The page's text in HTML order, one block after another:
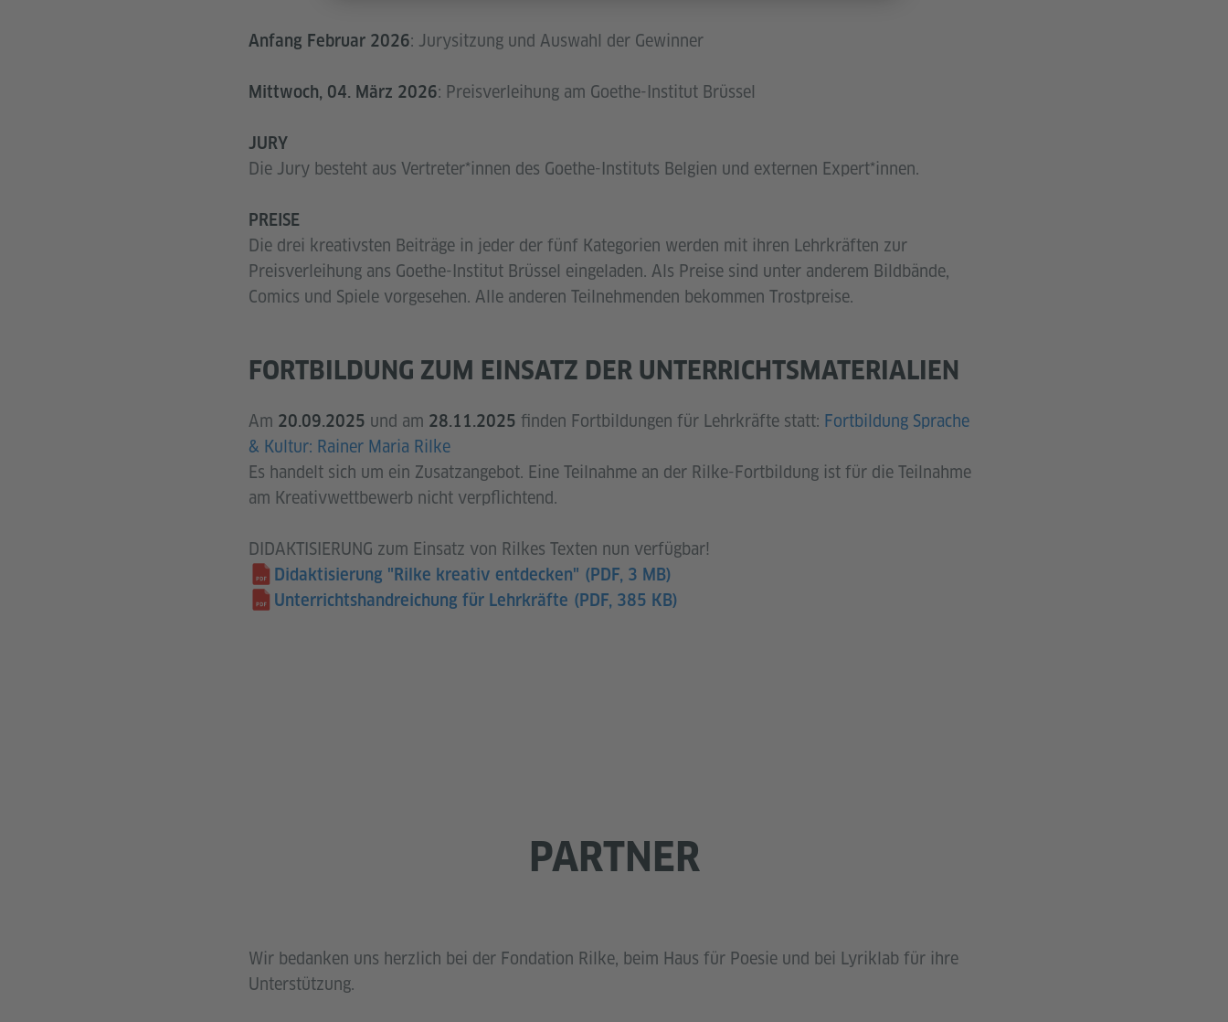
Anfang Februar 2026: Jurysitzung und Auswahl der Gewinner
Mittwoch, 04. März 2026: Preisverleihung am Goethe-Institut Brüssel
JURY
Die Jury besteht aus Vertreter*innen des Goethe-Instituts Belgien und externen Expert*innen.
PREISE
Die drei kreativsten Beiträge in jeder der fünf Kategorien werden mit ihren Lehrkräften zur
Preisverleihung ans Goethe-Institut Brüssel eingeladen. Als Preise sind unter anderem Bildbände,
Comics und Spiele vorgesehen. Alle anderen Teilnehmenden bekommen Trostpreise.
FORTBILDUNG ZUM EINSATZ DER UNTERRICHTSMATERIALIEN
Am 20.09.2025 und am 28.11.2025 finden Fortbildungen für Lehrkräfte statt: Fortbildung Sprache
& Kultur: Rainer Maria Rilke
Es handelt sich um ein Zusatzangebot. Eine Teilnahme an der Rilke-Fortbildung ist für die Teilnahme
am Kreativwettbewerb nicht verpflichtend.
DIDAKTISIERUNG zum Einsatz von Rilkes Texten nun verfügbar!
Didaktisierung "Rilke kreativ entdecken" (PDF, 3 MB)
Unterrichtshandreichung für Lehrkräfte (PDF, 385 KB)
PARTNER
Wir bedanken uns herzlich bei der Fondation Rilke, beim Haus für Poesie und bei Lyriklab für ihre
Unterstützung.